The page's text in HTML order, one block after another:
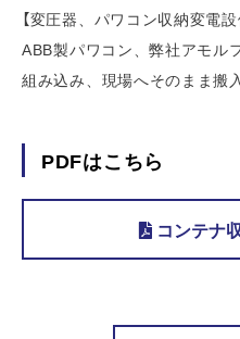
【変圧器、パワコン収納変電設
ABB製パワコン、弊社アモル
組み込み、現場へそのまま搬
PDFはこちら
コンテナ